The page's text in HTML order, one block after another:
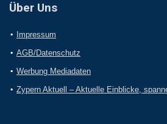
Über Uns
Impressum
AGB/Datenschutz
Werbung Mediadaten
Zypern Aktuell – Aktuelle Einblicke,